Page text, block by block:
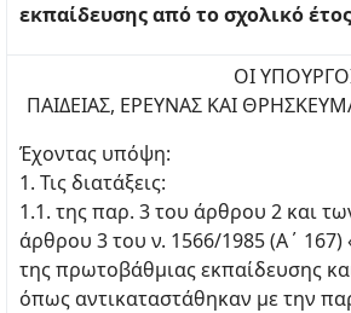
εκπαίδευσης από το σχολικό
ΟI
ΠΑΙΔΕΙΑΣ, ΕΡΕΥΝΑΣ ΚΑΙ
Έχοντας υπόψη:
1. Τις διατάξεις:
1.1. της παρ. 3 του άρθρου 2 και
άρθρου 3 του ν. 1566/1985 (Α΄ 167)
της πρωτοβάθμιας εκπαίδευσης
όπως αντικαταστάθηκαν με την